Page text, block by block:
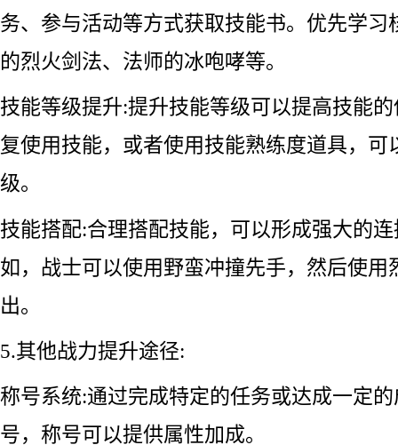
务、参与活动等方式获取技能书。优先学习
的烈火剑法、法师的冰咆哮等。
技能等级提升:提升技能等级可以提高技能
复使用技能，或者使用技能熟练度道具，可
级。
技能搭配:合理搭配技能，可以形成强大的
如，战士可以使用野蛮冲撞先手，然后使用
出。
5.其他战力提升途径:
称号系统:通过完成特定的任务或达成一定
号，称号可以提供属性加成。